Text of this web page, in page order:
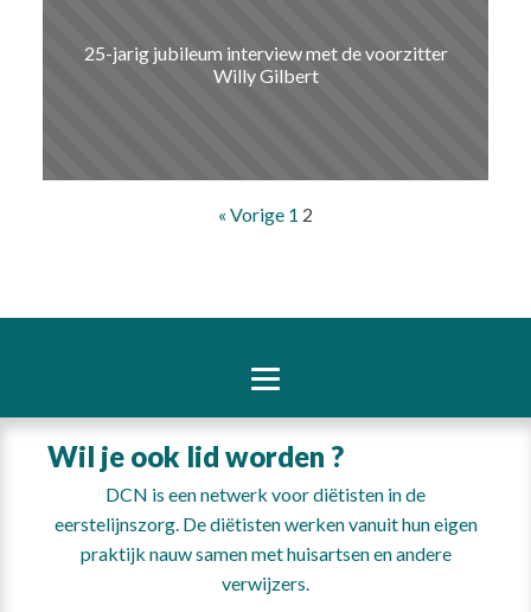
25-jarig jubileum interview met de voorzitter
Willy Gilbert
« Vorige 1 2
Wil je ook lid worden ?
DCN is een netwerk voor diëtisten in de
eerstelijnszorg. De diëtisten werken vanuit hun eigen
praktijk nauw samen met huisartsen en andere
verwijzers.